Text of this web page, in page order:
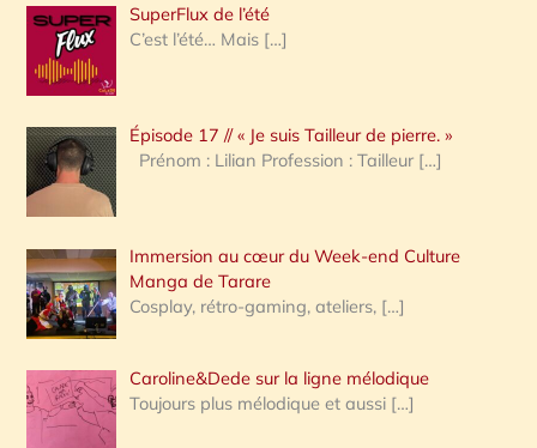
e
r
c
h
e
:
SuperFlux de l’été
C’est l’été… Mais […]
Épisode 17 // « Je suis Tailleur de pierre. »
Prénom : Lilian Profession : Tailleur […]
Immersion au cœur du Week-end Culture
Manga de Tarare
Cosplay, rétro-gaming, ateliers, […]
Caroline&Dede sur la ligne mélodique
Toujours plus mélodique et aussi […]